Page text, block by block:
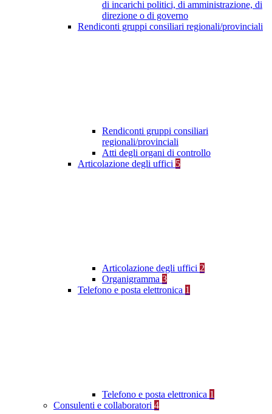
di incarichi politici, di amministrazione, di
direzione o di governo
Rendiconti gruppi consiliari regionali/provinciali
Rendiconti gruppi consiliari
regionali/provinciali
Atti degli organi di controllo
Articolazione degli uffici 5
Articolazione degli uffici 2
Organigramma 3
Telefono e posta elettronica 1
Telefono e posta elettronica 1
Consulenti e collaboratori 4